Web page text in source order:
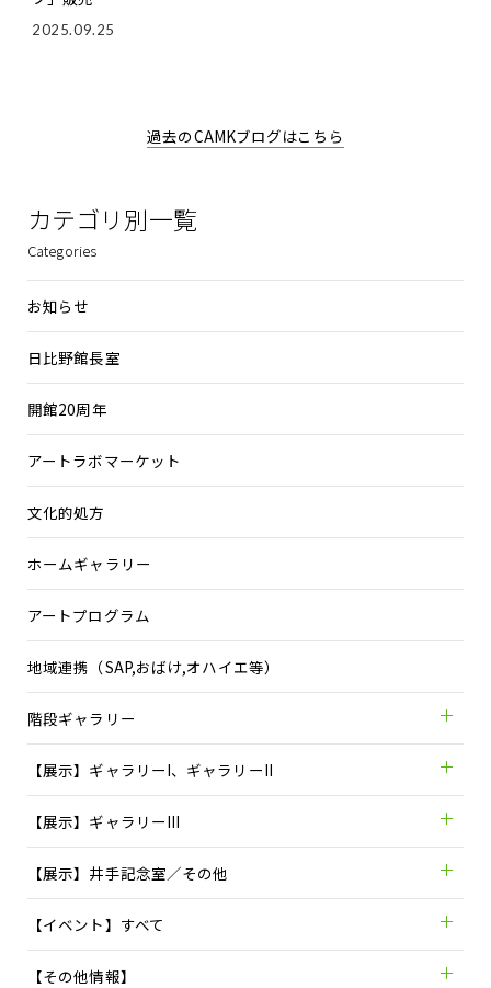
2025.09.25
過去のCAMKブログはこちら
カテゴリ別一覧
Categories
お知らせ
日比野館長室
開館20周年
アートラボマーケット
文化的処方
ホームギャラリー
アートプログラム
地域連携（SAP,おばけ,オハイエ等）
階段ギャラリー
【展示】ギャラリーI、ギャラリーII
【展示】ギャラリーIII
【展示】井手記念室／その他
【イベント】すべて
【その他情報】